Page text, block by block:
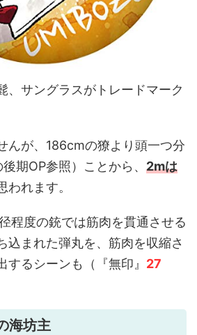
、サングラスがトレードマーク
んが、186cmの獠より頭一つ分
期OP参照）ことから、 2mは
われます。
程度の銃では筋肉を貫通させる
込まれた弾丸を、筋肉を収縮さ
するシーンも（『無印』 27
海坊主